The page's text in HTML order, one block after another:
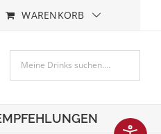
WARENKORB